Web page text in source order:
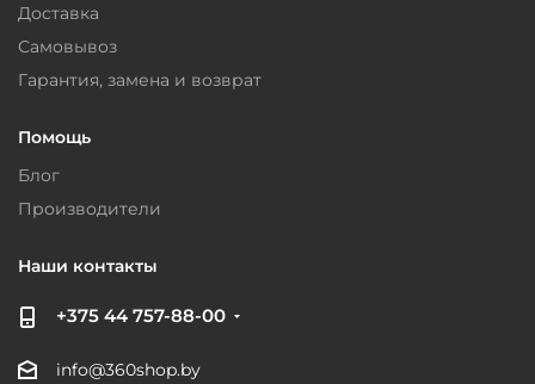
Доставка
Самовывоз
Гарантия, замена и возврат
Помощь
Блог
Производители
Наши контакты
+375 44 757-88-00
info@360shop.by